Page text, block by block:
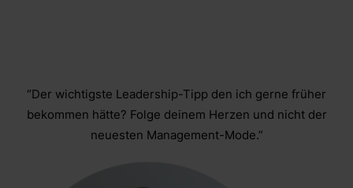
“Der wichtigste Leadership-Tipp den ich gerne früher
bekommen hätte? Folge deinem Herzen und nicht der
neuesten Management-Mode.”